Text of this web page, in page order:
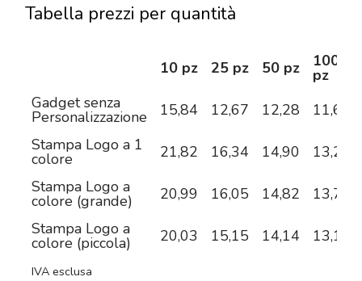
Tabella prezzi per quantità
10 pz 25 pz 50 pz 100
pz
Gadget senza
Personalizzazione 15,84 12,67 12,28
11,64
Stampa Logo a 1
colore 21,82 16,34 14,90
13,25
Stampa Logo a
colore (grande) 20,99 16,05 14,82
13,78
Stampa Logo a
colore (piccola) 20,03 15,15 14,14 13,10
IVA esclusa